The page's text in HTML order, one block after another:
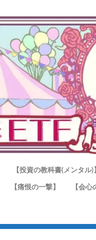
【投資の教科書(メンタル)
【痛恨の一撃】 【会心